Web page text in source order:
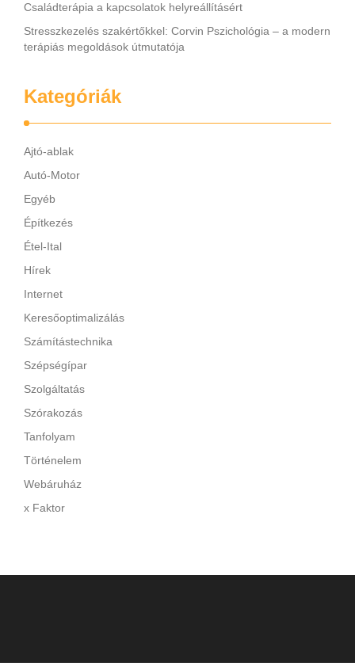
Családterápia a kapcsolatok helyreállításért
Stresszkezelés szakértőkkel: Corvin Pszichológia – a modern
terápiás megoldások útmutatója
Kategóriák
Ajtó-ablak
Autó-Motor
Egyéb
Építkezés
Étel-Ital
Hírek
Internet
Keresőoptimalizálás
Számítástechnika
Szépségípar
Szolgáltatás
Szórakozás
Tanfolyam
Történelem
Webáruház
x Faktor